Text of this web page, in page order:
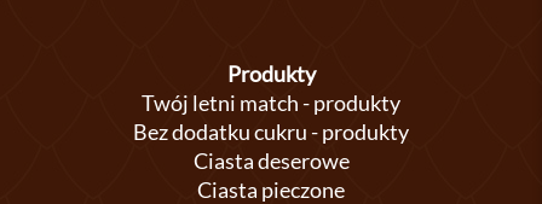
Produkty
Twój letni match - produkty
Bez dodatku cukru - produkty
Ciasta deserowe
Ciasta pieczone